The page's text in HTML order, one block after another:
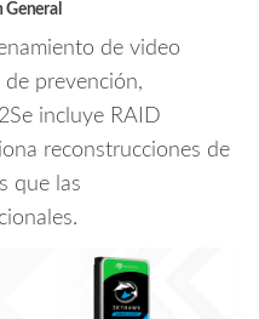
de video
prevención,
incluye RAID
reconstrucciones de
que las